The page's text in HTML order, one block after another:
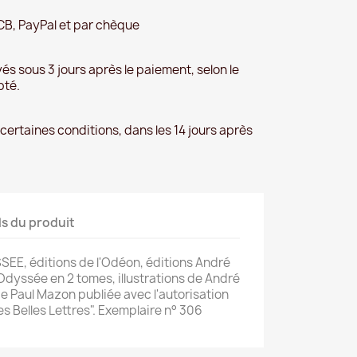
PayPal et par chèque
sous 3 jours après le paiement, selon le
conditions, dans les 14 jours après
du produit
éditions de l'Odéon, éditions André
en 2 tomes, illustrations de André
Paul Mazon publiée avec l'autorisation
Belles Lettres". Exemplaire n° 306